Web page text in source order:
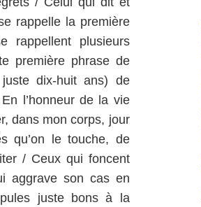
rappelle la première
rappellent plusieurs
première phrase de
dix-huit ans) de
l’honneur de la vie
dans mon corps, jour
qu’on le touche, de
/ Ceux qui foncent
aggrave son cas en
juste bons à la